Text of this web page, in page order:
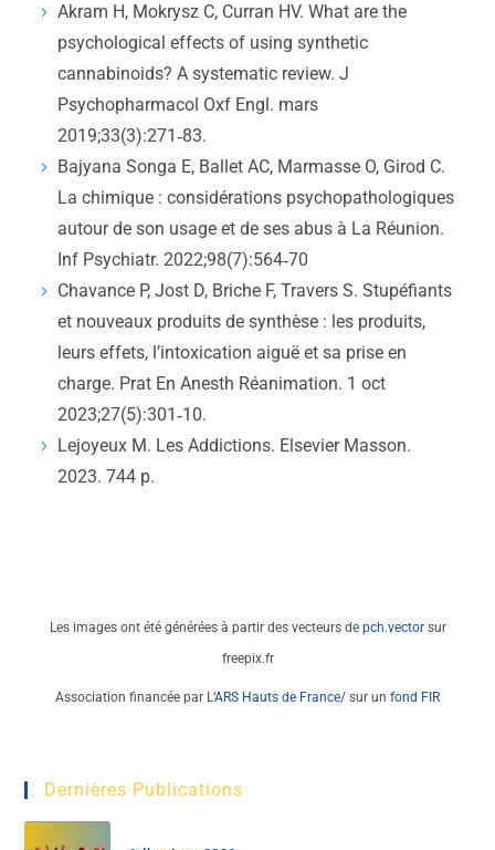
Akram H, Mokrysz C, Curran HV. What are the
psychological effects of using synthetic
cannabinoids? A systematic review. J
Psychopharmacol Oxf Engl. mars
2019;33(3):271‑83.
Bajyana Songa E, Ballet AC, Marmasse O, Girod C.
La chimique : considérations psychopathologiques
autour de son usage et de ses abus à La Réunion.
Inf Psychiatr. 2022;98(7):564‑70
Chavance P, Jost D, Briche F, Travers S. Stupéfiants
et nouveaux produits de synthèse : les produits,
leurs effets, l’intoxication aiguë et sa prise en
charge. Prat En Anesth Réanimation. 1 oct
2023;27(5):301‑10.
Lejoyeux M. Les Addictions. Elsevier Masson.
2023. 744 p.
Les images ont été générées à partir des vecteurs de pch.vector sur
freepix.fr
Association financée par L‘ARS Hauts de France/ sur un fond FIR
Dernières Publications